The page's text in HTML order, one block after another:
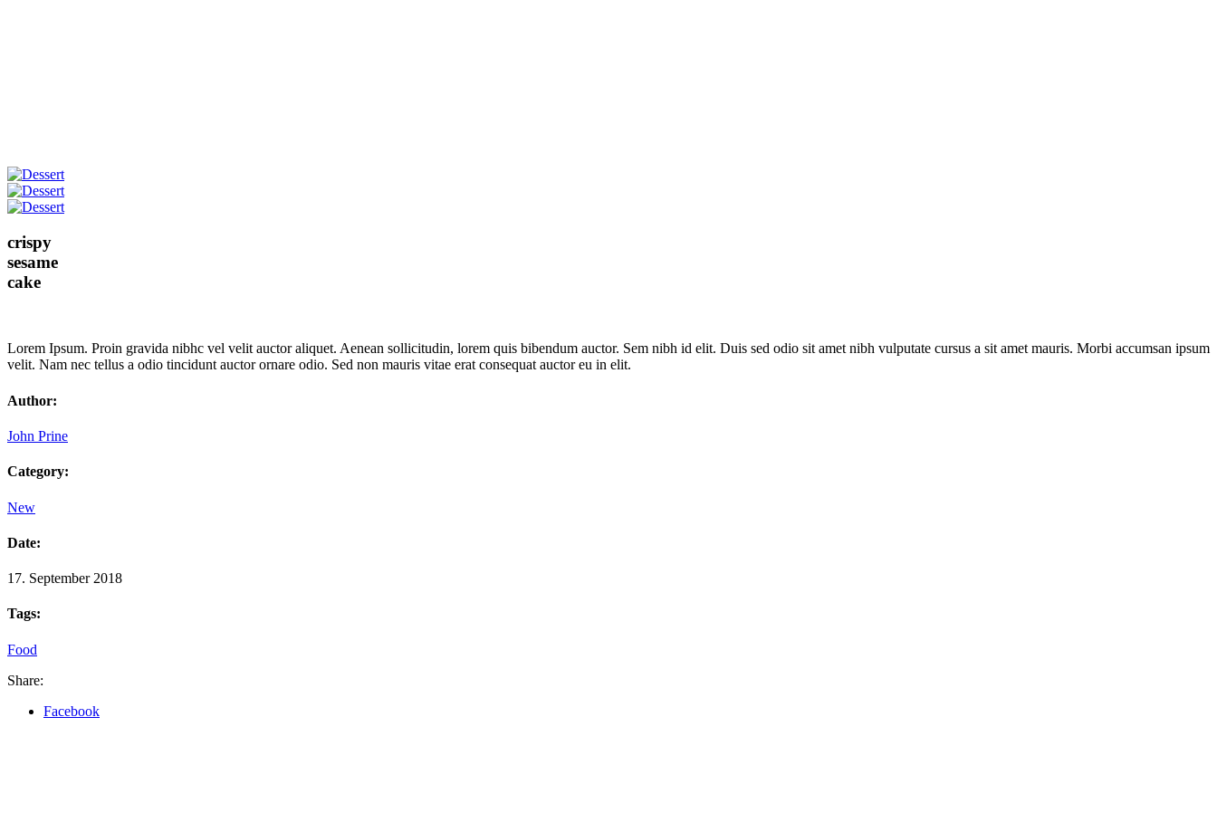
crispy
sesame
cake
Lorem Ipsum. Proin gravida nibhc vel velit auctor aliquet. Aenean sollicitudin, lorem quis bibendum auctor. Sem nibh id elit. Duis sed odio sit amet nibh vulputate cursus a sit amet mauris. Morbi accumsan ipsum
velit. Nam nec tellus a odio tincidunt auctor ornare odio. Sed non mauris vitae erat consequat auctor eu in elit.
Author:
John Prine
Category:
New
Date:
17. September 2018
Tags:
Food
Share:
Facebook